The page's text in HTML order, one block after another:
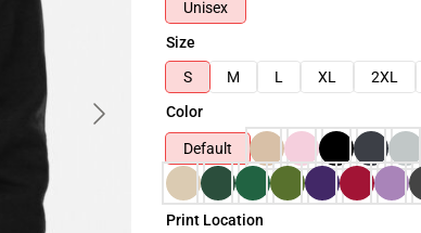
Unisex
Size
S
M L XL 2XL
Color
Default
Print Location